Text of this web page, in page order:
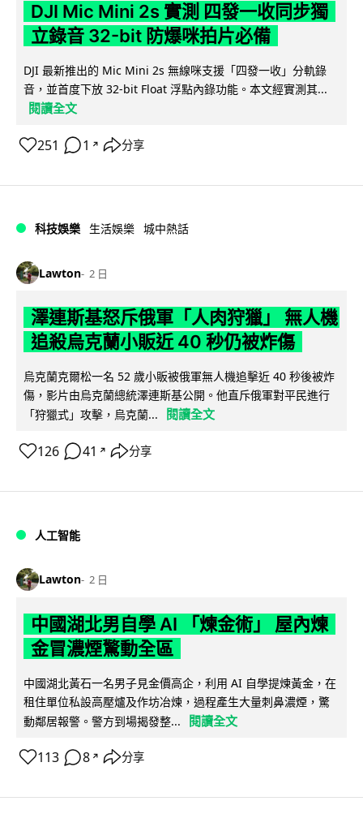
DJI Mic Mini 2s 實測 四發一收同步獨
立錄音 32-bit 防爆咪拍片必備
DJI 最新推出的 Mic Mini 2s 無線咪支援「四發一收」分軌錄
音，並首度下放 32-bit Float 浮點內錄功能。本文經實測其...
閱讀全文
251 1 ↗ 分享
科技娛樂 生活娛樂 城中熱話
Lawton 2 日
澤連斯基怒斥俄軍「人肉狩獵」 無人機
追殺烏克蘭小販近 40 秒仍被炸傷
烏克蘭克爾松一名 52 歲小販被俄軍無人機追擊近 40 秒後被炸
傷，影片由烏克蘭總統澤連斯基公開。他直斥俄軍對平民進行
「狩獵式」攻擊，烏克蘭...
閱讀全文
126 41 ↗ 分享
人工智能
Lawton 2 日
中國湖北男自學 AI 「煉金術」 屋內煉
金冒濃煙驚動全區
中國湖北黃石一名男子見金價高企，利用 AI 自學提煉黃金，在
租住單位私設高壓爐及作坊冶煉，過程產生大量刺鼻濃煙，驚
動鄰居報警。警方到場揭發整...
閱讀全文
113 8 ↗ 分享